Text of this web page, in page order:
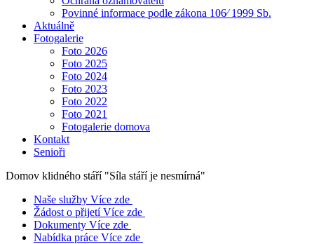
Povinné informace podle zákona 106⁄ 1999 Sb.
Aktuálně
Fotogalerie
Foto 2026
Foto 2025
Foto 2024
Foto 2023
Foto 2022
Foto 2021
Fotogalerie domova
Kontakt
Senioři
Domov klidného stáří "Síla stáří je nesmírná"
Naše služby Více zde
Žádost o přijetí Více zde
Dokumenty Více zde
Nabídka práce Více zde